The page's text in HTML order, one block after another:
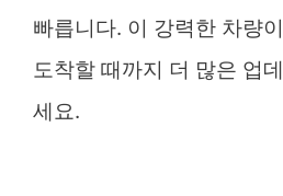
빠릅니다. 이 강력한 차량
도착할 때까지 더 많은 업
세요.